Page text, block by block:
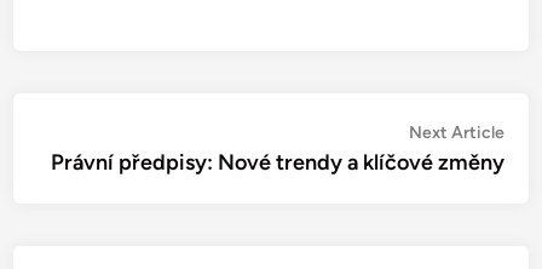
navigation
Next Article
Právní předpisy: Nové trendy a klíčové změny